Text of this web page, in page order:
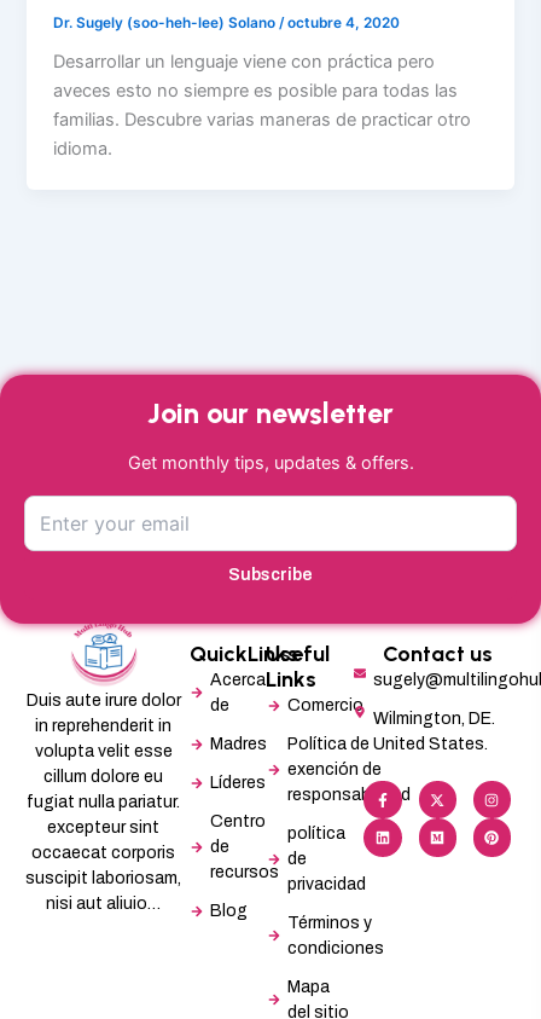
Dr. Sugely (soo-heh-lee) Solano /octubre 4, 2020
Desarrollar un lenguaje viene con práctica pero
aveces esto no siempre es posible para todas las
familias. Descubre varias maneras de practicar otro
idioma.
Join our newsletter
Get monthly tips, updates & offers.
Subscribe
Duis aute irure dolor
in reprehenderit in
volupta velit esse
cillum dolore eu
fugiat nulla pariatur.
excepteur sint
occaecat corporis
suscipit laboriosam,
nisi aut aliuio…
QuickLinks
Acerca
de
Madres
Líderes
Centro
de
recursos
Blog
Useful
Links
Comercio
Política de
exención de
responsabilidad
política
de
privacidad
Términos y
condiciones
Mapa
del sitio
Contact us
Wilmington, DE.
United States.
F
a
c
e
b
o
X
-
t
w
i
t
I
n
s
t
a
g
L
i
n
k
e
d
M
e
d
i
u
m
P
i
n
t
e
r